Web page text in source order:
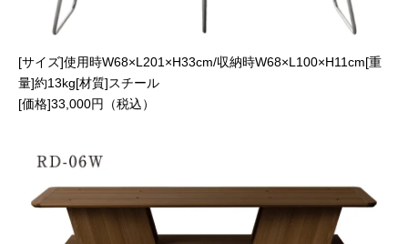
[サイズ]使用時W68×L201×H33cm/収納時W68×L100×H11cm[重
量]約13kg[材質]スチール
[価格]33,000円（税込）